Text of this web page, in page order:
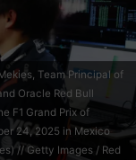
Team Principal of
Oracle Red Bull
F1 Grand Prix of
24, 2025 in Mexico
// Getty Images / Red